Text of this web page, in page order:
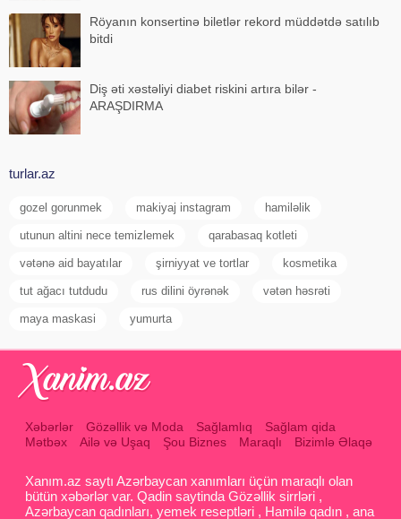
Röyanın konsertinə biletlər rekord müddətdə satılıb
bitdi
Diş əti xəstəliyi diabet riskini artıra bilər -
ARAŞDIRMA
turlar.az
gozel gorunmek makiyaj instagram hamiləlik
utunun altini nece temizlemek qarabasaq kotleti
vətənə aid bayatılar şirniyyat ve tortlar kosmetika
tut ağacı tutdudu rus dilini öyrənək vətən həsrəti
maya maskasi yumurta
Xəbərlər Gözəllik və Moda Sağlamlıq
Sağlam qida
Mətbəx
Ailə və Uşaq Şou Biznes Maraqlı Bizimlə Əlaqə
Xanım.az saytı Azərbaycan xanımları üçün maraqlı olan
bütün xəbərlər var. Qadin saytinda Gözəllik sirrləri ,
Azərbaycan qadınları, yemek reseptləri , Hamilə qadın , ana